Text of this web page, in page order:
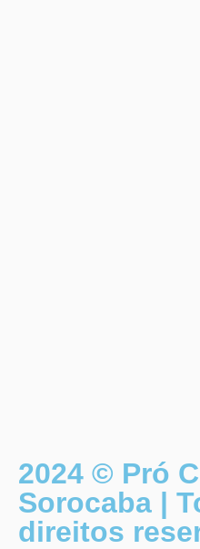
2024 © Pró
Sorocaba |
direitos